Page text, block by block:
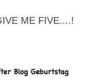
ME FIVE....!